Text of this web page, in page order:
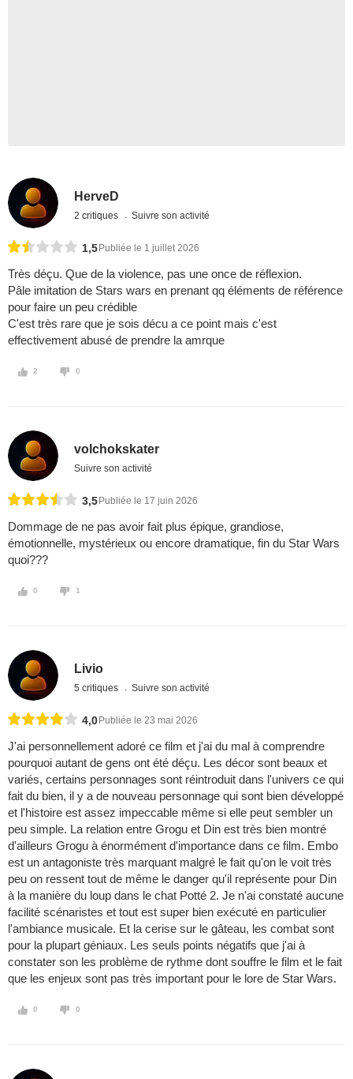
HerveD
2 critiques Suivre son activité
1,5 Publiée le 1 juillet 2026
Très déçu. Que de la violence, pas une once de réflexion.
Pâle imitation de Stars wars en prenant qq éléments de référence
pour faire un peu crédible
C'est très rare que je sois décu a ce point mais c'est
effectivement abusé de prendre la amrque
2 0
volchokskater
Suivre son activité
3,5 Publiée le 17 juin 2026
Dommage de ne pas avoir fait plus épique, grandiose,
émotionnelle, mystérieux ou encore dramatique, fin du Star Wars
quoi???
0 1
Livio
5 critiques Suivre son activité
4,0 Publiée le 23 mai 2026
J'ai personnellement adoré ce film et j'ai du mal à comprendre
pourquoi autant de gens ont été déçu. Les décor sont beaux et
variés, certains personnages sont réintroduit dans l'univers ce qui
fait du bien, il y a de nouveau personnage qui sont bien développé
et l'histoire est assez impeccable même si elle peut sembler un
peu simple. La relation entre Grogu et Din est très bien montré
d'ailleurs Grogu à énormément d'importance dans ce film. Embo
est un antagoniste très marquant malgré le fait qu'on le voit très
peu on ressent tout de même le danger qu'il représente pour Din
à la manière du loup dans le chat Potté 2. Je n'ai constaté aucune
facilité scénaristes et tout est super bien exécuté en particulier
l'ambiance musicale. Et la cerise sur le gâteau, les combat sont
pour la plupart géniaux. Les seuls points négatifs que j'ai à
constater son les problème de rythme dont souffre le film et le fait
que les enjeux sont pas très important pour le lore de Star Wars.
0 0